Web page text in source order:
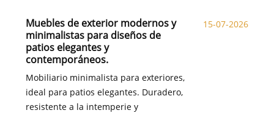
Muebles de exterior modernos y
minimalistas para diseños de
patios elegantes y
contemporáneos.
Mobiliario minimalista para exteriores,
ideal para patios elegantes. Duradero,
resistente a la intemperie y
15-07-2026